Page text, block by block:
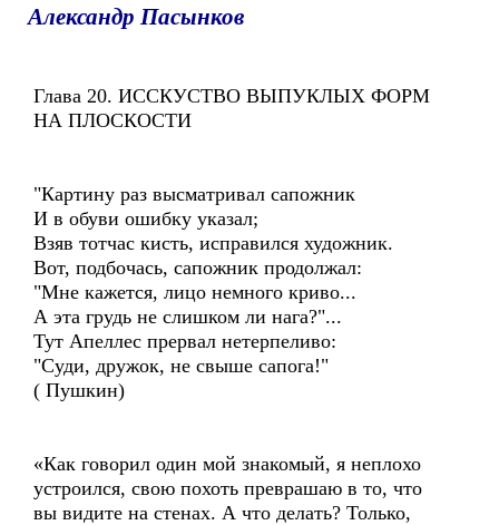
Александр Пасынков
Глава 20. ИССКУСТВО ВЫПУКЛЫХ ФОРМ
НА ПЛОСКОСТИ
"Картину раз высматривал сапожник
И в обуви ошибку указал;
Взяв тотчас кисть, исправился художник.
Вот, подбочась, сапожник продолжал:
"Мне кажется, лицо немного криво...
А эта грудь не слишком ли нага?"...
Тут Апеллес прервал нетерпеливо:
"Суди, дружок, не свыше сапога!"
( Пушкин)
«Как говорил один мой знакомый, я неплохо
устроился, свою похоть преврашаю в то, что
вы видите на стенах. А что делать? Только,